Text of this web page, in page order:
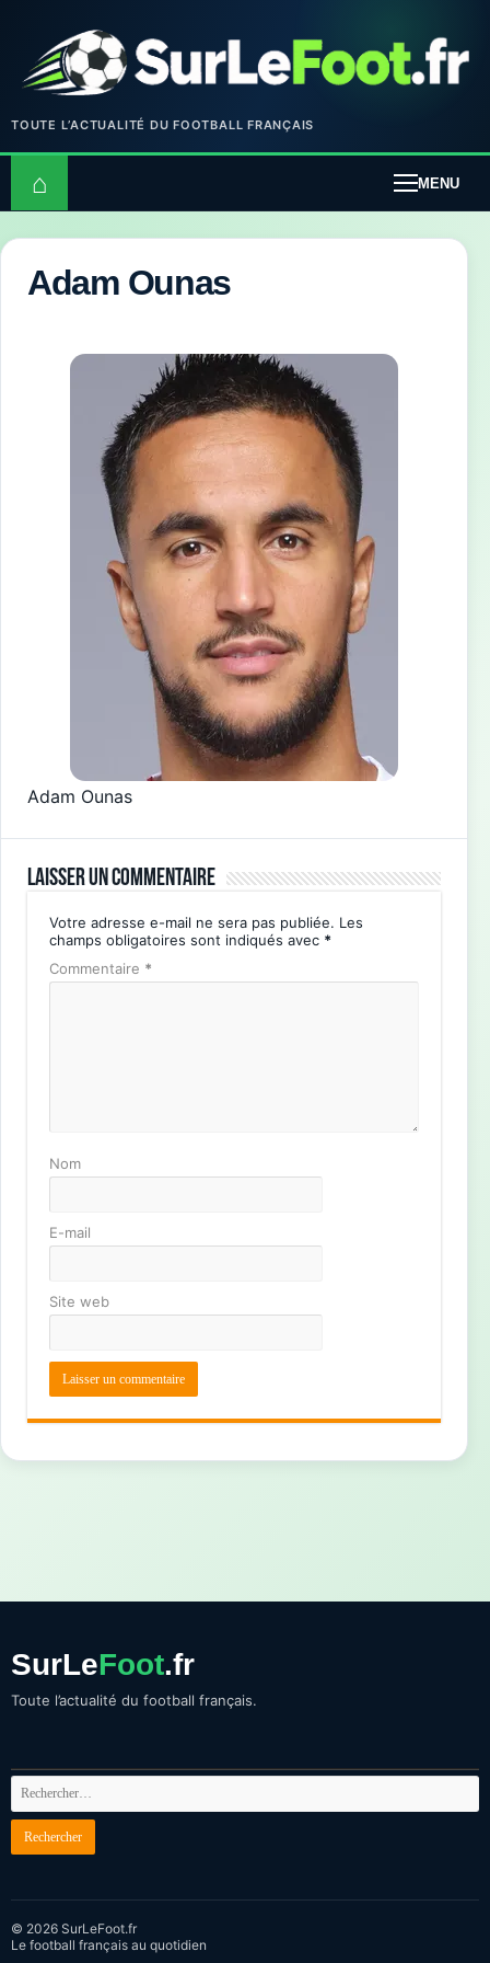
TOUTE L’ACTUALITÉ DU FOOTBALL FRANÇAIS
⌂ MENU
Adam Ounas
Adam Ounas
Laisser un commentaire
Votre adresse e-mail ne sera pas publiée. Les
champs obligatoires sont indiqués avec *
Commentaire *
Nom
E-mail
Site web
SurLeFoot.fr
Toute l’actualité du football français.
© 2026 SurLeFoot.fr
Le football français au quotidien